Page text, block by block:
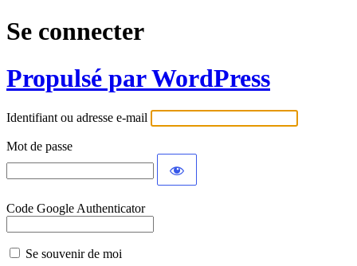
Se connecter
Propulsé par WordPress
Identifiant ou adresse e-mail
Mot de passe
Code Google Authenticator
Se souvenir de moi